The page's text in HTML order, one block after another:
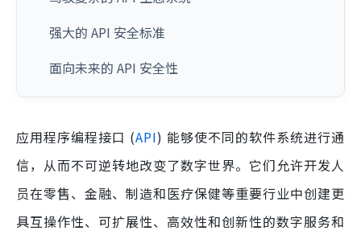
强大的 API 安全标准
面向未来的 API 安全性
应用程序编程接口 (API) 能够使不同的软件系统进行通
信，从而不可逆转地改变了数字世界。它们允许开发人
员在零售、金融、制造和医疗保健等重要行业中创建更
具互操作性、可扩展性、高效性和创新性的数字服务和